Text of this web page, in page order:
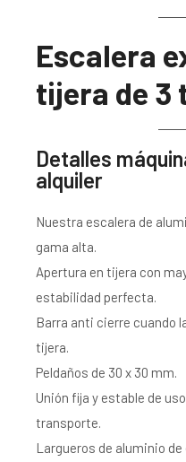
Escalera
tijera de 3
Detalles
alquiler
Nuestra escalera de
gama alta.
Apertura en tijera con
estabilidad perfecta.
Barra anti cierre cuando
tijera.
Peldaños de 30 x 30 mm.
Unión fija y estable de
transporte.
Largueros de aluminio